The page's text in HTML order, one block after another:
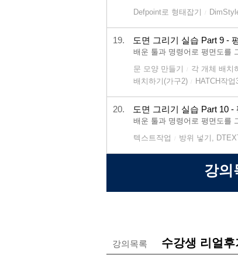
Defpoint로 형태잡기
19. 도면 그리기 실습 Part 9 -
배운 툴과 명령어로 평면도를
문 모양 만들기
각 개체 배치
배치하기(가구2)
HATCH작
20. 도면 그리기 실습 Part 10 -
배운 툴과 명령어로 평면도를
텍스트작업
방위 넣기,
강의
강의목록 수강생 리얼후